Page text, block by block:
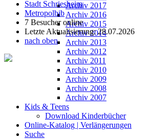
Archiv 2017
Archiv 2016
Archiv 2015
Archiv 2014
Archiv 2013
Archiv 2012
Archiv 2011
Archiv 2010
Archiv 2009
Archiv 2008
Archiv 2007
Kids & Teens
Download Kinderbücher
Online-Katalog | Verlängerungen
Suche
Stadt Schriesheim
Metropolbib
7 Besucher online
Letzte Aktualisierung: 28.07.2026
nach oben